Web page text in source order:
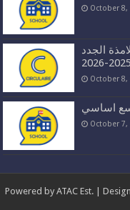
October 8,
الجدد
October 8,
اساسي
October 7,
Powered by ATAC Est. |